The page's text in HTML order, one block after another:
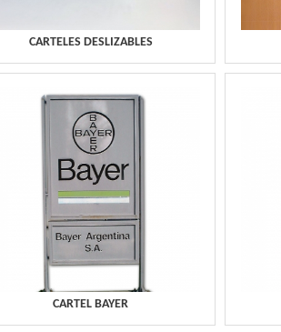
CARTELES DESLIZABLES
CARTEL BAYER